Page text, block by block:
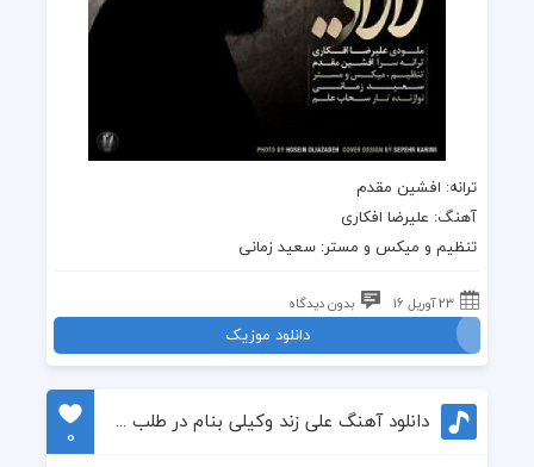
ترانه: افشین مقدم
آهنگ: علیرضا افکاری
تنظیم و میکس و مستر: سعید زمانی
23 آوریل 16 بدون دیدگاه
دانلود موزیک
دانلود آهنگ علی زند وکیلی بنام در طلب عشق
0